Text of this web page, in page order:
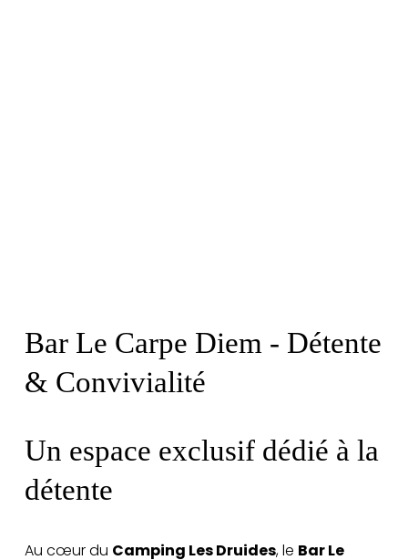
Bar Le Carpe Diem - Détente
& Convivialité
Un espace exclusif dédié à la
détente
Au cœur du Camping Les Druides, le Bar Le